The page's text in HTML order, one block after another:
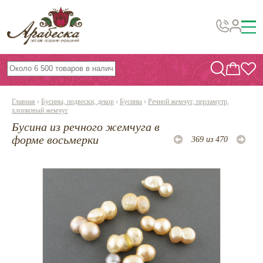
Бусины, подвески, декор
Бисер
Вышивка украшений
Фурнитура
Инструменты и материалы
Шнуры, ленты, нитки
По темам и сезонам
Главная › Бусины, подвески, декор › Бусины › Речной жемчуг, перламутр,
хлопковый жемчуг
Бусина из речного жемчуга в
форме восьмерки
369 из 470